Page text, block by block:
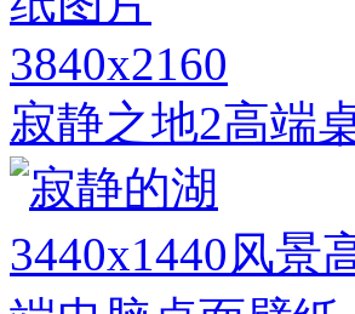
3840x2160
寂静之地2高端